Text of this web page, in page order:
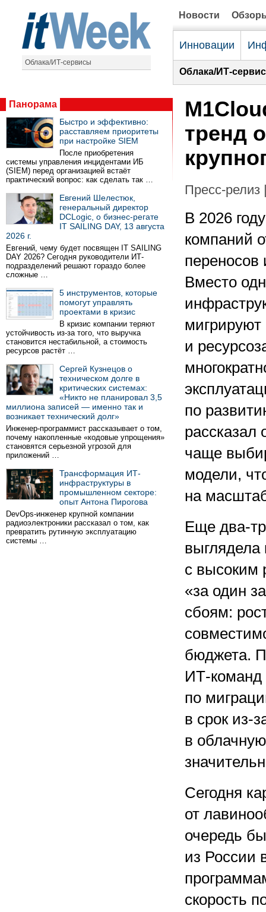
Облака/ИТ-сервисы
Новости
Инновации
Облака/ИТ-
Панорама
Быстро и эффективно:
расставляем приоритеты
при настройке SIEM
После приобретения
системы управления инцидентами ИБ
(SIEM) перед организацией встаёт
практический вопрос: как сделать так …
Евгений Шелестюк,
генеральный директор
DCLogic, о бизнес-регате
IT SAILING DAY, 13 августа
2026 г.
Евгений, чему будет посвящен IT SAILING
DAY 2026? Сегодня руководители ИТ-
подразделений решают гораздо более
сложные …
5 инструментов, которые
помогут управлять
проектами в кризис
В кризис компании теряют
устойчивость из-за того, что выручка
становится нестабильной, а стоимость
ресурсов растёт …
Сергей Кузнецов о
техническом долге в
критических системах:
«Никто не планировал 3,5
миллиона записей — именно так и
возникает технический долг»
Инженер-программист рассказывает о том,
почему накопленные «кодовые упрощения»
становятся серьезной угрозой для
приложений …
Трансформация ИТ-
инфраструктуры в
промышленном секторе:
опыт Антона Пирогова
DevOps-инженер крупной компании
радиоэлектроники рассказал о том, как
превратить рутинную эксплуатацию
системы …
тренд
Пресс-релиз
В 2026
компаний
переносов
Вместо
мигрируют
и
по
рассказал
чаще
модели,
на
Еще два-
выглядела
с высоким
«за один
сбоям:
бюджета.
ИТ-команд
по
в срок из-
в
Сегодня
от
очередь
из России
скорость